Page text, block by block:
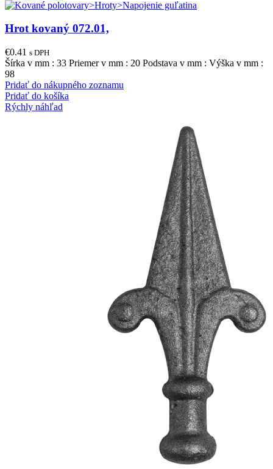
Hrot kovaný 072.01,
€0.41 s DPH
Šírka v mm : 33 Priemer v mm : 20 Podstava v mm : Výška v mm :
98
Pridať do nákupného zoznamu
Pridať do košíka
Rýchly náhľad